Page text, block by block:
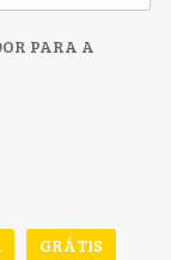
PARA A
GRÁTIS